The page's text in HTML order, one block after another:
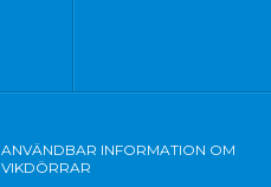
ANVÄNDBAR INFORMATION OM
VIKDÖRRAR